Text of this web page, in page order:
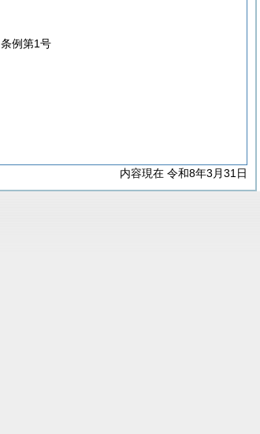
条例第1号
内容現在 令和8年3月31日